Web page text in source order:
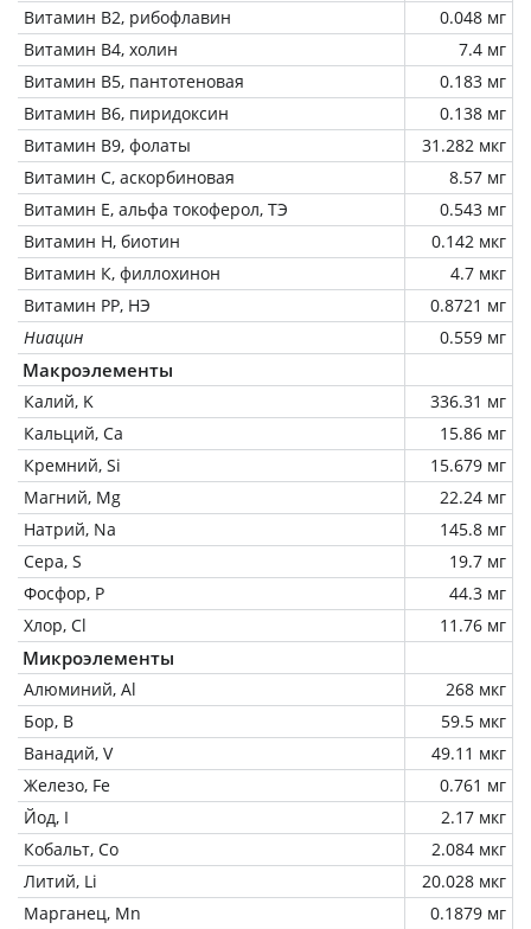
Витамин В2, рибофлавин
0.048 мг
Витамин В4, холин
7.4 мг
Витамин В5, пантотеновая
0.183 мг
Витамин В6, пиридоксин
0.138 мг
Витамин В9, фолаты
31.282 мкг
Витамин C, аскорбиновая
8.57 мг
Витамин Е, альфа токоферол, ТЭ
0.543 мг
Витамин Н, биотин
0.142 мкг
Витамин К, филлохинон
4.7 мкг
Витамин РР, НЭ
0.8721 мг
Ниацин
0.559 мг
Макроэлементы
Калий, K
336.31 мг
Кальций, Ca
15.86 мг
Кремний, Si
15.679 мг
Магний, Mg
22.24 мг
Натрий, Na
145.8 мг
Сера, S
19.7 мг
Фосфор, P
44.3 мг
Хлор, Cl
11.76 мг
Микроэлементы
Алюминий, Al
268 мкг
Бор, B
59.5 мкг
Ванадий, V
49.11 мкг
Железо, Fe
0.761 мг
Йод, I
2.17 мкг
Кобальт, Co
2.084 мкг
Литий, Li
20.028 мкг
Марганец, Mn
0.1879 мг